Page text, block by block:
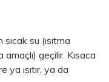
su (ısıtma
geçilir. Kısaca
ısıtır, ya da